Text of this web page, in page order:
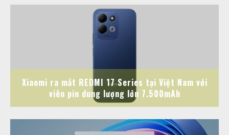
Xiaomi ra mắt REDMI 17 Series tại Việt Nam với
viên pin dung lượng lớn 7.500mAh